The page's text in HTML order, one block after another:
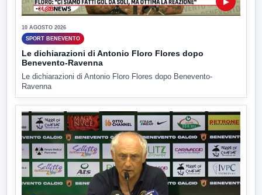
10 AGOSTO 2026
SPORT BENEVENTO
Le dichiarazioni di Antonio Floro Flores dopo
Benevento-Ravenna
Le dichiarazioni di Antonio Floro Flores dopo Benevento-
Ravenna